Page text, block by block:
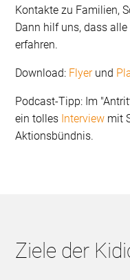
Kontakte zu Familien,
Dann hilf uns, dass
erfahren.
Download: Flyerund
Podcast-Tipp: Im
ein tolles Interview mit
Aktionsbündnis.
Ziele der